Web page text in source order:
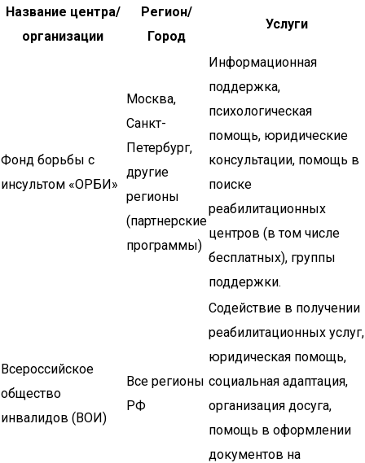
Название центра/
организации
Регион/
Город
Услуги
Фонд борьбы с
инсультом «ОРБИ»
Москва,
Санкт-
Петербург,
другие
регионы
(партнерские
программы)
Информационная
поддержка,
психологическая
помощь, юридические
консультации, помощь в
поиске
реабилитационных
центров (в том числе
бесплатных), группы
поддержки.
Всероссийское
общество
инвалидов (ВОИ)
Все регионы
РФ
Содействие в получении
реабилитационных услуг,
юридическая помощь,
социальная адаптация,
организация досуга,
помощь в оформлении
документов на